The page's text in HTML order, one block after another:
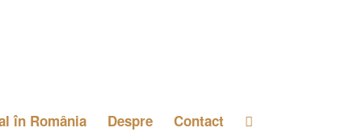
în România Despre Contact